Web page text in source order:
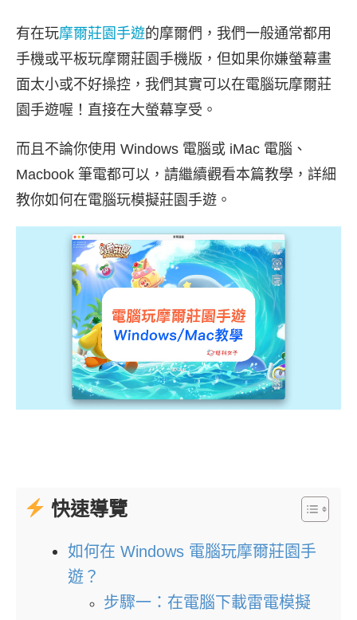
有在玩摩爾莊園手遊的摩爾們，我們一般通常都用
手機或平板玩摩爾莊園手機版，但如果你嫌螢幕畫
面太小或不好操控，我們其實可以在電腦玩摩爾莊
園手遊喔！直接在大螢幕享受。
而且不論你使用 Windows 電腦或 iMac 電腦、
Macbook 筆電都可以，請繼續觀看本篇教學，詳細
教你如何在電腦玩模擬莊園手遊。
快速導覽
如何在 Windows 電腦玩摩爾莊園手
遊？
步驟一：在電腦下載雷電模擬